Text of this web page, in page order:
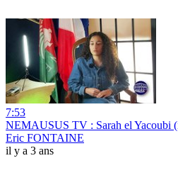
7:53
NEMAUSUS TV : Sarah el Yacoubi
Eric FONTAINE
il y a 3 ans